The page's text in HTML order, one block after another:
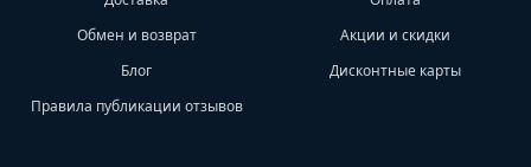
Обмен и возврат
Акции и скидки
Блог
Дисконтные карты
Правила публикации отзывов